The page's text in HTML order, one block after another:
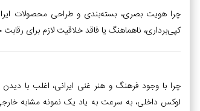
توسعه
آفرینی
چرا هویت بصری، بسته‌بندی و طراحی محصولات
کپی‌برداری، ناهماهنگ یا فاقد خلاقیت لازم برای
چرا با وجود فرهنگ و هنر غنی ایرانی، اغلب با
لوکس داخلی، به سرعت به یاد یک نمونه مشابه